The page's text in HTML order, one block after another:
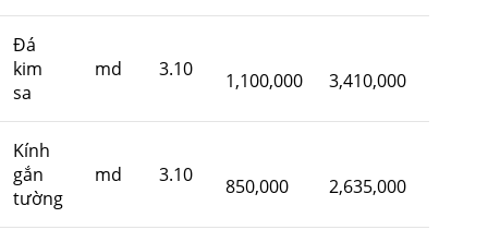
Đá
kim
sa
md 3.10 1,100,000 3,410,000
Kính
gắn
tường
md 3.10 850,000 2,635,000